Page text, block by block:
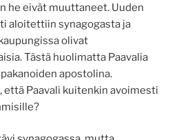
he eivät muuttaneet. Uuden
aloitettiin synagogasta ja
olivat
Tästä huolimatta Paavalia
apostolina.
että Paavali kuitenkin avoimesti